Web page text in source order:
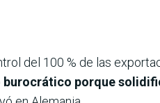
del 100 % de las
porque